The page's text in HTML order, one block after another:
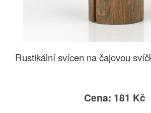
Rustikální svícen na čajovou
Cena: 181 Kč